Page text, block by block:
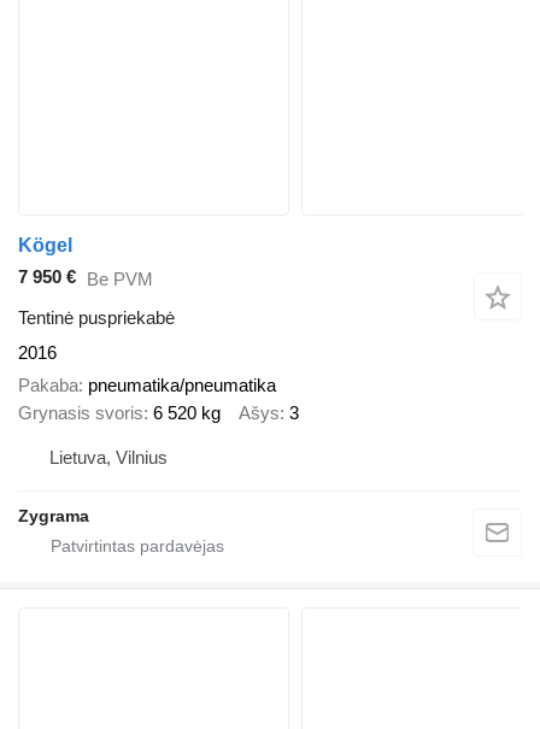
Kögel
7 950 € Be PVM
Tentinė puspriekabė
2016
Pakaba pneumatika/pneumatika
Grynasis svoris 6 520 kg Ašys 3
Lietuva, Vilnius
Zygrama